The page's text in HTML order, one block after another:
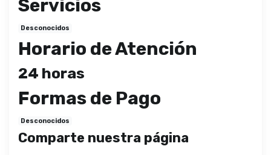
Servicios
Desconocidos
Horario de Atención
24 horas
Formas de Pago
Desconocidos
Comparte nuestra página